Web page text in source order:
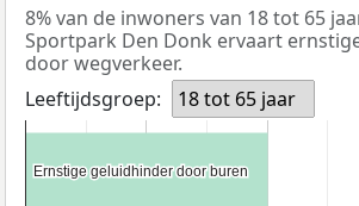
8% van de inwoners van 18 tot 65
Sportpark Den Donk ervaart
door wegverkeer.
Leeftijdsgroep:
18 tot 65 jaar
Ernstige geluidhinder door buren
Ernstige geluidhinder door buren